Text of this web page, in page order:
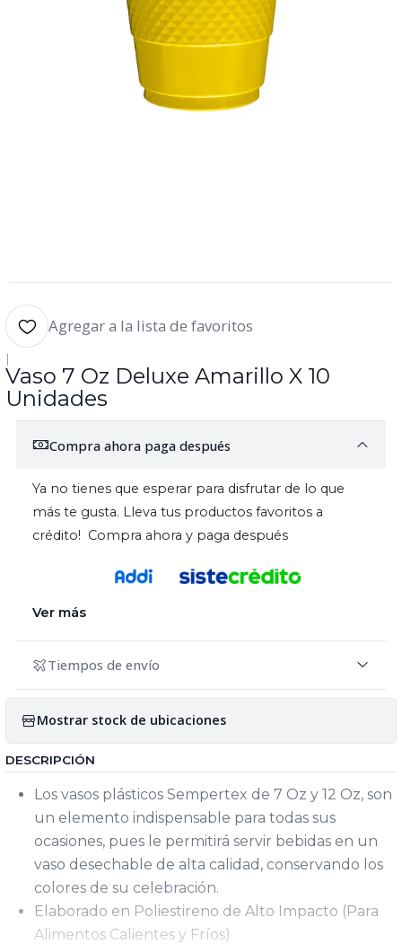
Agregar a la lista de favoritos
|
Vaso 7 Oz Deluxe Amarillo X 10
Unidades
Compra ahora paga después
Ya no tienes que esperar para disfrutar de lo que
más te gusta. Lleva tus productos favoritos a
crédito! Compra ahora y paga después
Ver más
Tiempos de envío
Mostrar stock de ubicaciones
DESCRIPCIÓN
Los vasos plásticos Sempertex de 7 Oz y 12 Oz, son
un elemento indispensable para todas sus
ocasiones, pues le permitirá servir bebidas en un
vaso desechable de alta calidad, conservando los
colores de su celebración.
Elaborado en Poliestireno de Alto Impacto (Para
Alimentos Calientes y Fríos)